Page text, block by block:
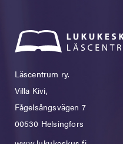
Läscentrum ry.
Villa Kivi,
Fågelsångsvägen 7
00530 Helsingfors